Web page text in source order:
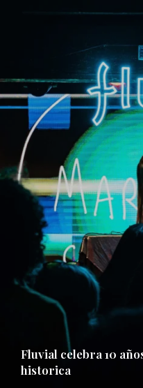
Fluvial celebra 10
historica